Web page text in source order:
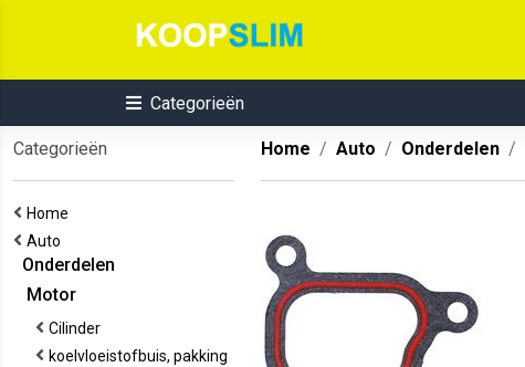
Categorieën
Categorieën
Home
Auto
Onderdelen
Motor
Cilinder
koelvloeistofbuis, pakking
Home Auto Onderdelen